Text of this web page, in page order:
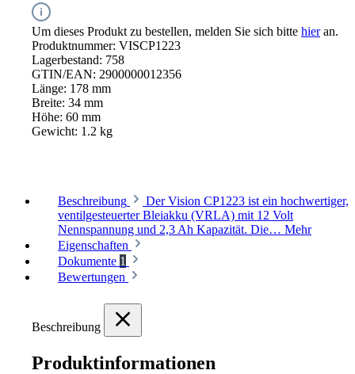
Um dieses Produkt zu bestellen, melden Sie sich bitte hieran.
Produktnummer: VISCP1223
Lagerbestand: 758
GTIN/EAN: 2900000012356
Länge: 178 mm
Breite: 34 mm
Höhe: 60 mm
Gewicht: 1.2 kg
Beschreibung
Der Vision CP1223 ist ein hochwertiger,
ventilgesteuerter Bleiakku (VRLA) mit 12 Volt
Nennspannung und 2,3 Ah Kapazität. Die… Mehr
Eigenschaften
Dokumente 1
Bewertungen
Beschreibung
Produktinformationen